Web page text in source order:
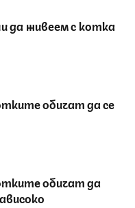
да живеем с котка
обичат да се
обичат да